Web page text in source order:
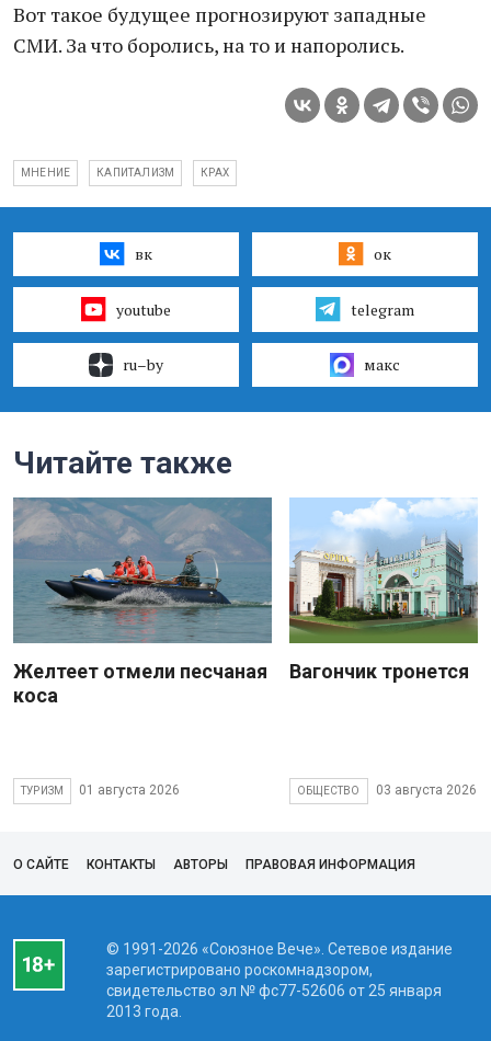
Вот такое будущее прогнозируют западные
СМИ. За что боролись, на то и напоролись.
МНЕНИЕ КАПИТАЛИЗМ КРАХ
вк ок
youtube telegram
ru–by макс
Читайте также
Желтеет отмели песчаная
коса
ТУРИЗМ 01 августа 2026
Вагончик тронется
ОБЩЕСТВО 03 августа 2026
О САЙТЕ КОНТАКТЫ АВТОРЫ ПРАВОВАЯ ИНФОРМАЦИЯ
© 1991-2026 «Союзное Вече». Сетевое издание
зарегистрировано роскомнадзором,
свидетельство эл № фc77-52606 от 25 января
2013 года.